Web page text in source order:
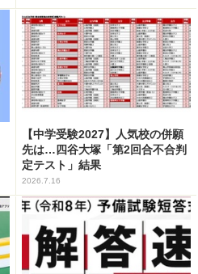
【中学受験2027】人気校の併願
先は…四谷大塚「第2回合不合判
定テスト」結果
2026.7.16